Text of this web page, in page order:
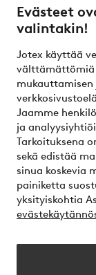
Evästeet
valintakin!
Jotex käyttää
välttämättömiä
mukauttamisen
Jaamme
ja
Tarkoituksena
sekä edistää
sinua koskevia
painiketta
yksityiskohtia
Ehdot
Ystävät
Haluatko